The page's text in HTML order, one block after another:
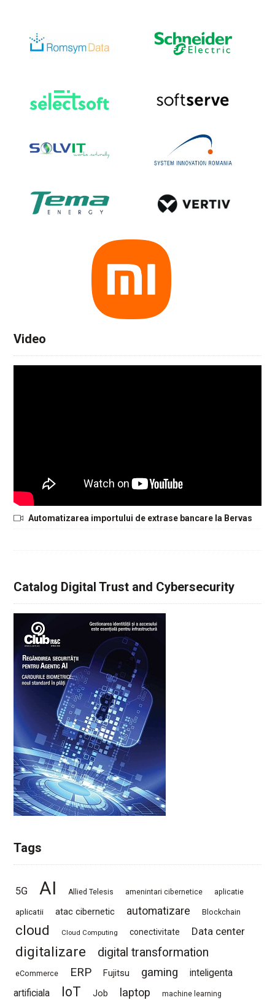
Video
Automatizarea importului de extrase bancare la Bervas
Catalog Digital Trust and Cybersecurity
Tags
5G AI Allied Telesis amenintari cibernetice aplicatie
aplicatii atac cibernetic automatizare Blockchain
cloud Cloud Computing conectivitate Data center
digitalizare digital transformation
eCommerce ERP Fujitsu gaming
inteligenta
artificiala
IoT Job laptop machine learning